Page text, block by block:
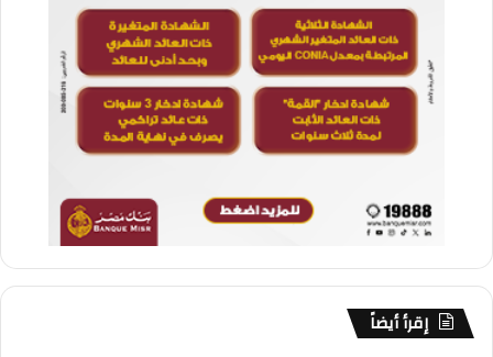
إقرأ أيضاً